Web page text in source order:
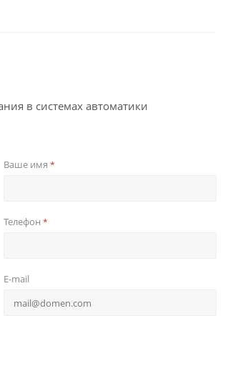
в системах автоматики
Ваше имя *
Телефон *
E-mail